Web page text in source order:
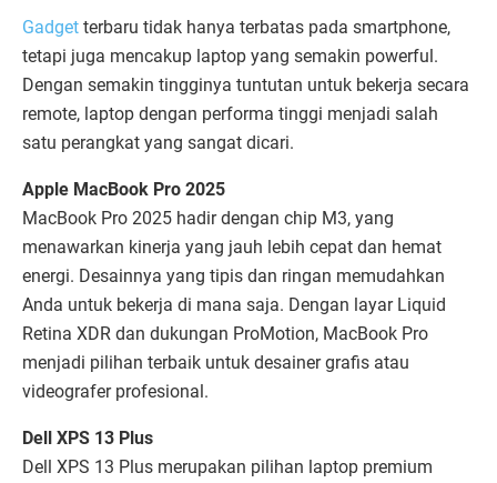
Gadget terbaru tidak hanya terbatas pada smartphone,
tetapi juga mencakup laptop yang semakin powerful.
Dengan semakin tingginya tuntutan untuk bekerja secara
remote, laptop dengan performa tinggi menjadi salah
satu perangkat yang sangat dicari.
Apple MacBook Pro 2025
MacBook Pro 2025 hadir dengan chip M3, yang
menawarkan kinerja yang jauh lebih cepat dan hemat
energi. Desainnya yang tipis dan ringan memudahkan
Anda untuk bekerja di mana saja. Dengan layar Liquid
Retina XDR dan dukungan ProMotion, MacBook Pro
menjadi pilihan terbaik untuk desainer grafis atau
videografer profesional.
Dell XPS 13 Plus
Dell XPS 13 Plus merupakan pilihan laptop premium